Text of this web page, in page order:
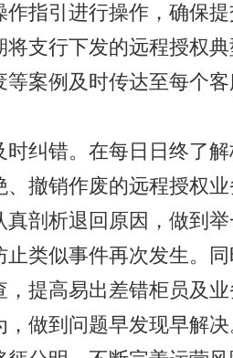
作指引进行操作，确保
将支行下发的远程授权
等案例及时传达至每个
时纠错。在每日日终了
、撤销作废的远程授权
真剖析退回原因，做到
止类似事件再次发生。
，提高易出差错柜员及
，做到问题早发现早解